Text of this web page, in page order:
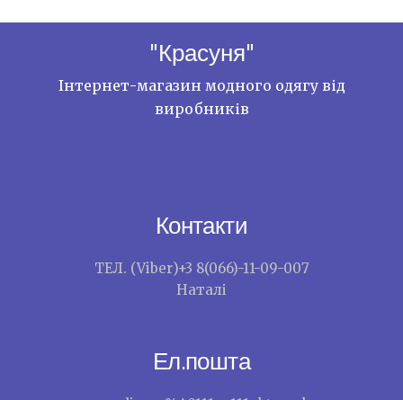
"Красуня"
Інтернет-магазин модного одягу від
виробників
Контакти
ТЕЛ. (Viber)+3 8(066)-11-09-007
Наталі
Ел.пошта